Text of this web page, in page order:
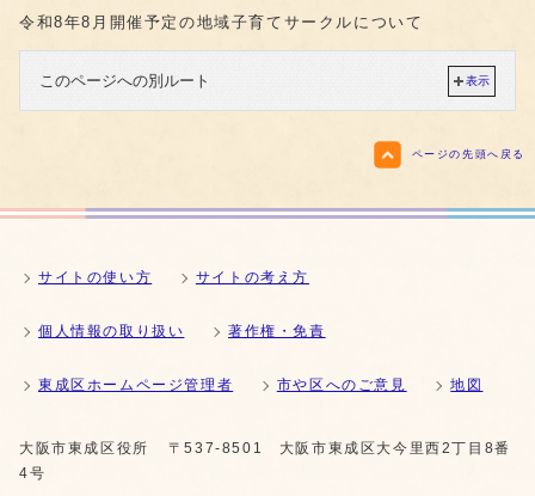
令和8年8月開催予定の地域子育てサークルについて
このページへの別ルート 表示
ページの先頭へ戻る
サイトの使い方 サイトの考え方
個人情報の取り扱い 著作権・免責
東成区ホームページ管理者 市や区へのご意見 地図
大阪市東成区役所
〒537-8501 大阪市東成区大今里西2丁目8番
4号